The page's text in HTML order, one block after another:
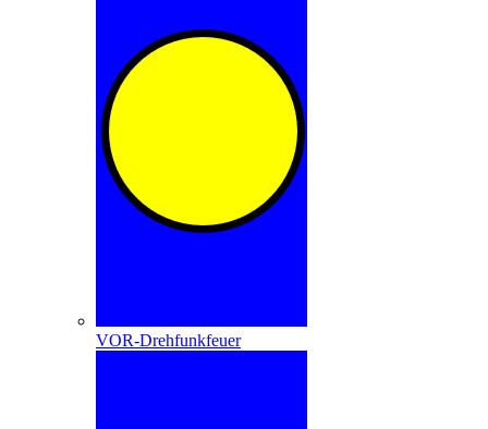
VOR-Drehfunkfeuer